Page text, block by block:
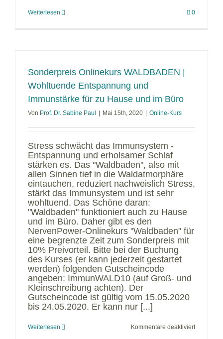
Weiterlesen 0
Sonderpreis Onlinekurs WALDBADEN |
Wohltuende Entspannung und
Immunstärke für zu Hause und im Büro
Von Prof. Dr. Sabine Paul Mai 15th, 2020 Online-Kurs
Stress schwächt das Immunsystem -
Entspannung und erholsamer Schlaf
stärken es. Das "Waldbaden", also mit
allen Sinnen tief in die Waldatmorphäre
eintauchen, reduziert nachweislich Stress,
stärkt das Immunsystem und ist sehr
wohltuend. Das Schöne daran:
"Waldbaden" funktioniert auch zu Hause
und im Büro. Daher gibt es den
NervenPower-Onlinekurs "Waldbaden" für
eine begrenzte Zeit zum Sonderpreis mit
10% Preivorteil. Bitte bei der Buchung
des Kurses (er kann jederzeit gestartet
werden) folgenden Gutscheincode
angeben: ImmunWALD10 (auf Groß- und
Kleinschreibung achten). Der
Gutscheincode ist gültig vom 15.05.2020
bis 24.05.2020. Er kann nur [...]
Weiterlesen Kommentare deaktiviertfür